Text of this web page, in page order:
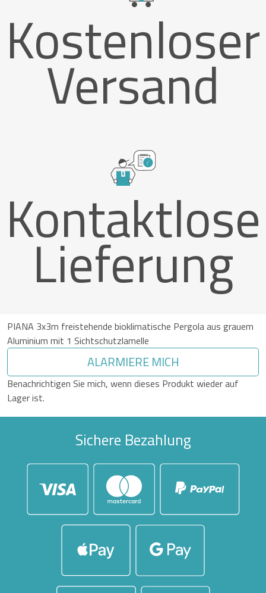
Kostenloser
Versand
Kontaktlose
Lieferung
PIANA 3x3m freistehende bioklimatische Pergola aus grauem
Aluminium mit 1 Sichtschutzlamelle
ALARMIERE MICH
Benachrichtigen Sie mich, wenn dieses Produkt wieder auf
Lager ist.
Sichere Bezahlung